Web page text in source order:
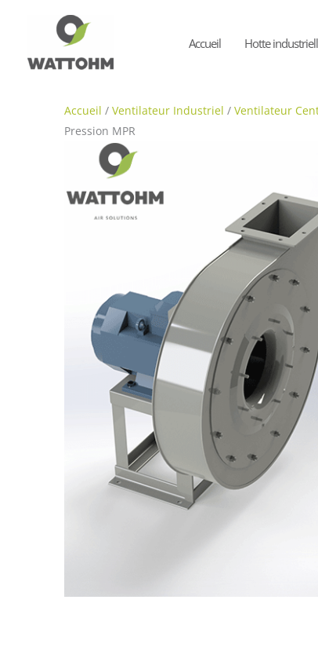
contenu
Accueil Hotte
Accueil / Ventilateur Industriel / Ventilateur
Pression MPR